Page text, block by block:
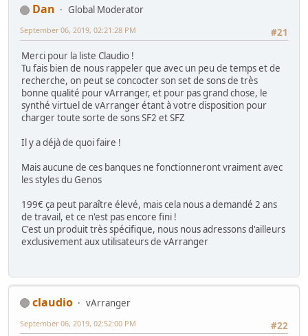
Dan
Global Moderator
#21
September 06, 2019, 02:21:28 PM
Merci pour la liste Claudio !
Tu fais bien de nous rappeler que avec un peu de temps et de
recherche, on peut se concocter son set de sons de très
bonne qualité pour vArranger, et pour pas grand chose, le
synthé virtuel de vArranger étant à votre disposition pour
charger toute sorte de sons SF2 et SFZ
Il y a déjà de quoi faire !
Mais aucune de ces banques ne fonctionneront vraiment avec
les styles du Genos
199€ ça peut paraître élevé, mais cela nous a demandé 2 ans
de travail, et ce n'est pas encore fini !
C'est un produit très spécifique, nous nous adressons d'ailleurs
exclusivement aux utilisateurs de vArranger
claudio
vArranger
#22
September 06, 2019, 02:52:00 PM